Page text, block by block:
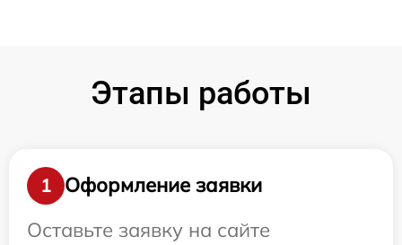
Этапы работы
1
Оформление заявки
Оставьте заявку на сайте